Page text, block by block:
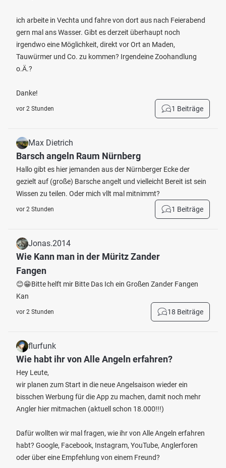
ich arbeite in Vechta und fahre von dort aus nach Feierabend
gern mal ans Wasser. Gibt es derzeit überhaupt noch
irgendwo eine Möglichkeit, direkt vor Ort an Maden,
Tauwürmer und Co. zu kommen? Irgendeine Zoohandlung
o.Ä.?
Danke!
vor 2 Stunden 1 Beiträge
Max Dietrich
Barsch angeln Raum Nürnberg
Hallo gibt es hier jemanden aus der Nürnberger Ecke der
gezielt auf (große) Barsche angelt und vielleicht Bereit ist sein
Wissen zu teilen. Oder mich vllt mal mitnimmt?
vor 2 Stunden 1 Beiträge
Jonas.2014
Wie Kann man in der Müritz Zander
Fangen
😊😁Bitte helft mir Bitte Das Ich ein Großen Zander Fangen
Kan
vor 2 Stunden 18 Beiträge
flurfunk
Wie habt ihr von Alle Angeln erfahren?
Hey Leute,
wir planen zum Start in die neue Angelsaison wieder ein
bisschen Werbung für die App zu machen, damit noch mehr
Angler hier mitmachen (aktuell schon 18.000!!!)
Dafür wollten wir mal fragen, wie ihr von Alle Angeln erfahren
habt? Google, Facebook, Instagram, YouTube, Anglerforen
oder über eine Empfehlung von einem Freund?